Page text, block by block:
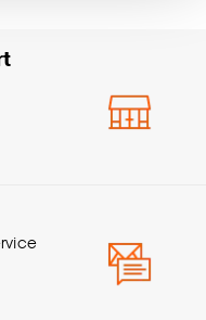
Je kunt er ook
te
keuze altijd nog